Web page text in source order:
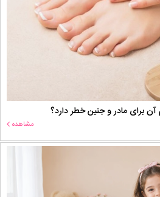
آن برای مادر و جنین خطر دارد؟
مشاهده